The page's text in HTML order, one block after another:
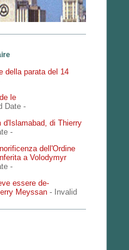
della parata del 14
le
Date -
d'Islamabad, di Thierry
-
dell'Ordine
a Volodymyr
-
essere de-
Meyssan - Invalid